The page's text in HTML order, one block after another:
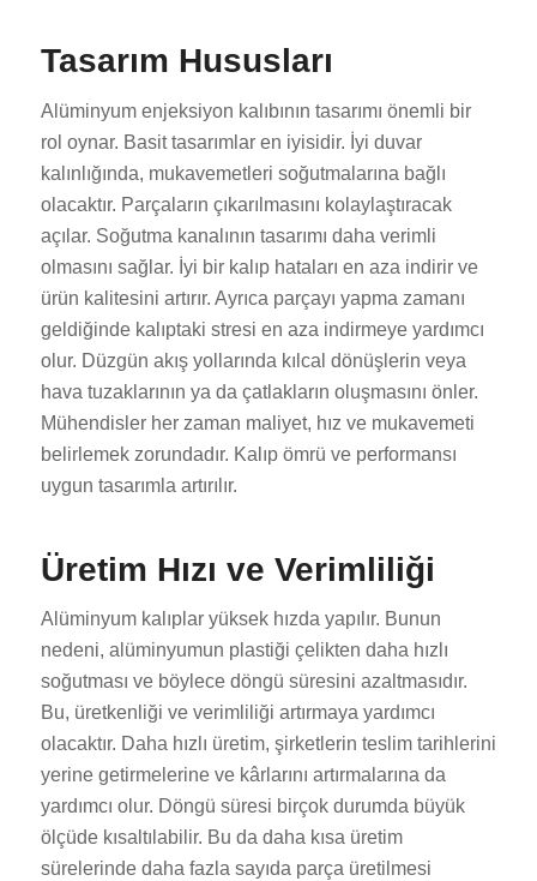
Tasarım Hususları
Alüminyum enjeksiyon kalıbının tasarımı önemli bir
rol oynar. Basit tasarımlar en iyisidir. İyi duvar
kalınlığında, mukavemetleri soğutmalarına bağlı
olacaktır. Parçaların çıkarılmasını kolaylaştıracak
açılar. Soğutma kanalının tasarımı daha verimli
olmasını sağlar. İyi bir kalıp hataları en aza indirir ve
ürün kalitesini artırır. Ayrıca parçayı yapma zamanı
geldiğinde kalıptaki stresi en aza indirmeye yardımcı
olur. Düzgün akış yollarında kılcal dönüşlerin veya
hava tuzaklarının ya da çatlakların oluşmasını önler.
Mühendisler her zaman maliyet, hız ve mukavemeti
belirlemek zorundadır. Kalıp ömrü ve performansı
uygun tasarımla artırılır.
Üretim Hızı ve Verimliliği
Alüminyum kalıplar yüksek hızda yapılır. Bunun
nedeni, alüminyumun plastiği çelikten daha hızlı
soğutması ve böylece döngü süresini azaltmasıdır.
Bu, üretkenliği ve verimliliği artırmaya yardımcı
olacaktır. Daha hızlı üretim, şirketlerin teslim tarihlerini
yerine getirmelerine ve kârlarını artırmalarına da
yardımcı olur. Döngü süresi birçok durumda büyük
ölçüde kısaltılabilir. Bu da daha kısa üretim
sürelerinde daha fazla sayıda parça üretilmesi